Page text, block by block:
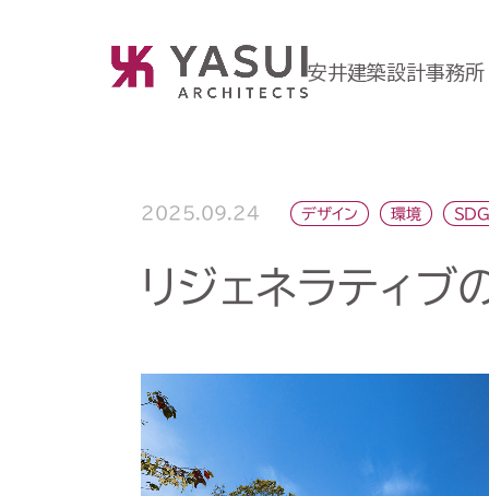
安井建築設計事務所
2025.09.24 デザイン 環境
リジェネラティブ